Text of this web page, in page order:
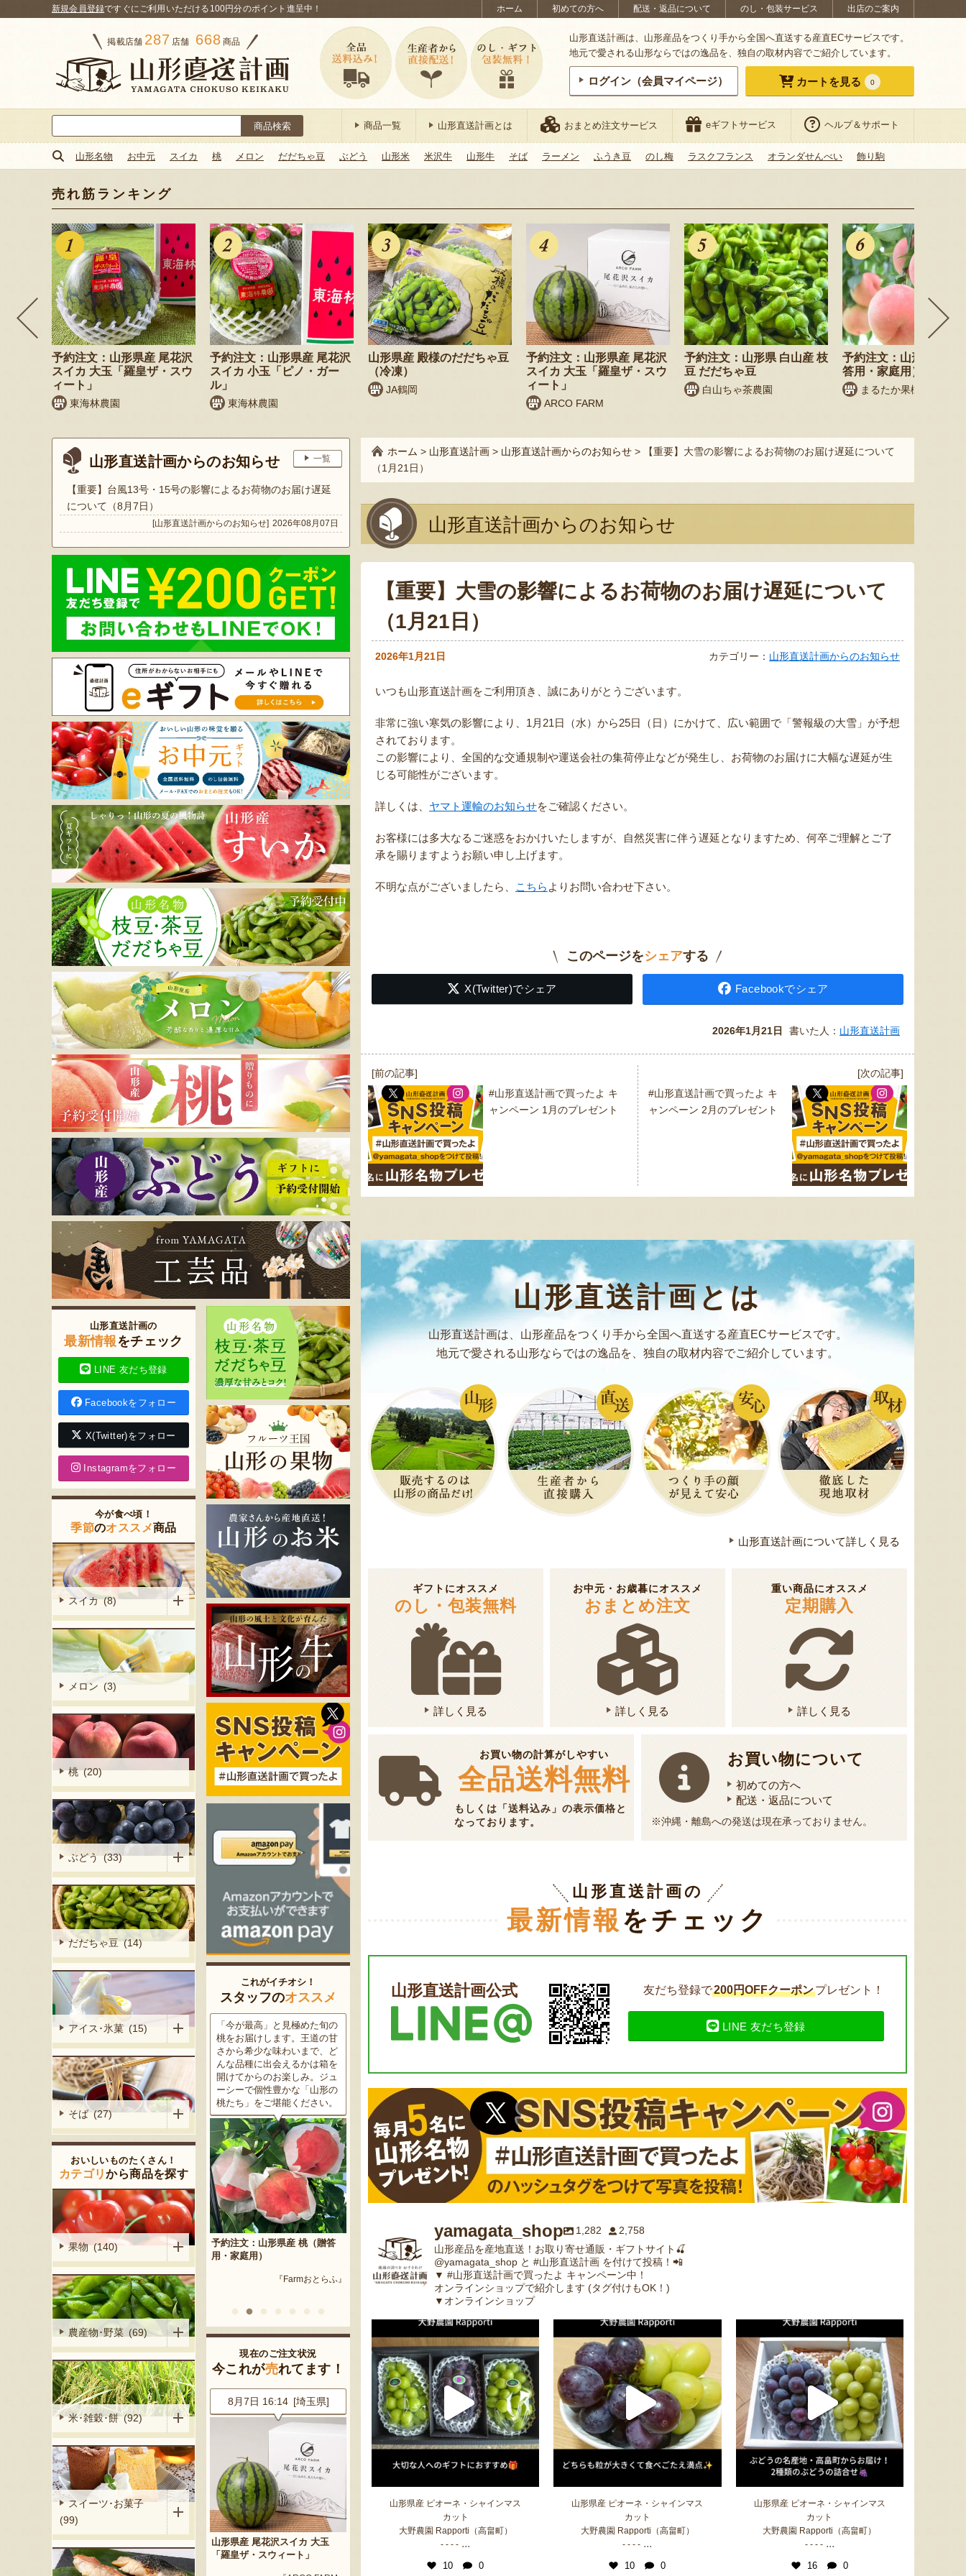
ホーム 初めての方へ 配送・返品について のし・包装サービス 出店のご案内
新規会員登録ですぐにご利用いただける100円分のポイント進呈中！
掲載店舗 287 店舗 668 商品
山形直送計画は、山形産品をつくり手から全国へ直送する産直ECサービスです。
地元で愛される山形ならではの逸品を、独自の取材内容でご紹介しています。
ログイン（会員マイページ） カートを見る 0
索:
商品一覧 山形直送計画とは おまとめ注文サービス eギフトサービス ヘルプ＆サポート
山形名物 お中元 スイカ 桃 メロン だだちゃ豆 ぶどう 山形米 米沢牛 山形牛 そば ラーメン ふうき豆 のし梅 ラスクフランス オランダせんべい 飾り駒
売れ筋ランキング
予約注文：山形県産 尾花沢
スイカ 大玉「羅皇ザ・スウ
ィート」
東海林農園
予約注文：山形県産 尾花沢
スイカ 小玉「ピノ・ガー
ル」
東海林農園
山形県産 殿様のだだちゃ豆
（冷凍）
JA鶴岡
予約注文：山形県産 尾花沢
スイカ 大玉「羅皇ザ・スウ
ィート」
ARCO FARM
予約注文：山形県 白山産 枝
豆 だだちゃ豆
白山ちゃ茶農園
予約注文：山形県産 桃
答用・家庭用）
まるたか果樹園
山形直送計画からのお知らせ 一覧
【重要】台風13号・15号の影響によるお荷物のお届け遅延
について（8月7日）
[山形直送計画からのお知らせ] 2026年08月07日
ホーム > 山形直送計画 > 山形直送計画からのお知らせ >
【重要】大雪の影響によるお荷物のお届け遅延について
（1月21日）
山形直送計画からのお知らせ
【重要】大雪の影響によるお荷物のお届け遅延について
（1月21日）
2026年1月21日 カテゴリー： 山形直送計画からのお知らせ
いつも山形直送計画をご利用頂き、誠にありがとうございます。
非常に強い寒気の影響により、1月21日（水）から25日（日）にかけて、広い範囲で「警報級の大雪」が予想
されております。
この影響により、全国的な交通規制や運送会社の集荷停止などが発生し、お荷物のお届けに大幅な遅延が生
じる可能性がございます。
詳しくは、 ヤマト運輸のお知らせをご確認ください。
お客様には多大なるご迷惑をおかけいたしますが、自然災害に伴う遅延となりますため、何卒ご理解とご了
承を賜りますようお願い申し上げます。
不明な点がございましたら、 こちら よりお問い合わせ下さい。
このページをシェアする
X(Twitter)でシェア Facebookでシェア
2026年1月21日 書いた人： 山形直送計画
投
稿
ナ
ビ
ゲ
ー
シ
ョ
[前の記事]
#山形直送計画で買ったよ キ
ャンペーン 1月のプレゼント
[次の記事]
#山形直送計画で買ったよ キ
ャンペーン 2月のプレゼント
山形直送計画とは
山形直送計画は、山形産品をつくり手から全国へ直送する産直ECサービスです。
地元で愛される山形ならではの逸品を、独自の取材内容でご紹介しています。
山形直送計画について詳しく見る
ギフトにオススメ
のし・包装無料
詳しく見る
お中元・お歳暮にオススメ
おまとめ注文
詳しく見る
重い商品にオススメ
定期購入
詳しく見る
お買い物の計算がしやすい
全品送料無料
もしくは「送料込み」の表示価格と
なっております。
お買い物について
初めての方へ
配送・返品について
※沖縄・離島への発送は現在承っておりません。
山形直送計画の
最新情報 をチェック
山形直送計画公式 友だち登録で200円OFFクーポンプレゼント！
LINE 友だち登録
yamagata_shop 1,282
2,758
山形産品を産地直送！お取り寄せ通販・ギフトサイト🍒
@yamagata_shop と #山形直送計画 を付けて投稿！📲
▼ #山形直送計画で買ったよ キャンペーン中！
オンラインショップで紹介します (タグ付けもOK！)
▼オンラインショップ
山形県産 ピオーネ・シャインマス
カット
大野農園 Rapporti（高畠町）
- - - - ...
10 0
山形県産 ピオーネ・シャインマス
カット
大野農園 Rapporti（高畠町）
- - - - ...
10 0
山形県産 ピオーネ・シャインマス
カット
大野農園 Rapporti（高畠町）
- - - - ...
16 0
山形直送計画の
最新情報をチェック
LINE 友だち登録
Facebookをフォロー
X(Twitter)をフォロー
Instagramをフォロー
今が食べ頃！
季節のオススメ商品
スイカ (8)
メロン (3)
桃 (20)
ぶどう (33)
だだちゃ豆 (14)
アイス･氷菓 (15)
そば (27)
おいしいものたくさん！
カテゴリから商品を探す
果物 (140)
農産物･野菜 (69)
米･雑穀･餅 (92)
スイーツ･お菓子
(99)
これがイチオシ！
スタッフのオススメ
フデザイン』
「今が最高」と見極めた旬の
桃をお届けします。王道の甘
さから希少な味わいまで、ど
んな品種に出会えるかは箱を
開けてからのお楽しみ。ジュ
ーシーで個性豊かな「山形の
桃たち」をご堪能ください。
予約注文：山形県産 桃（贈答
用・家庭用）
『Farmおとらふ』
米沢牛は、非常に厳しい条件
をクリアした最高級のブラン
ド牛。美しいサシ・きめ細か
な肉質・とろける食感・濃厚
な旨味、すべてが抜群です。
高級感のある黒化粧箱入りの
ため、大切な人への贈り物に
どうぞ！
米沢牛
『肉匠えんどう』
三和油脂の看板商品「まいに
ちのこめ油」は、新鮮な国産
なく、食材の美味しさを引き
立てます。一度使えば、毎日
使いたくなること間違いなし
です。
まいにちのこめ油
『三和油脂株式会社』
果樹栽培が盛んな東根市で育
った「白桃」。あえて大玉で
栽培しています。「陽夏妃」
や「川中島白桃」など、その
時期に旬の品種をお届けしま
す。
予約注文：山形県産 桃（贈答
用・家庭用）
『栗原果樹園』
色とりどりのフルーツがぎゅ
もこだわりました。箱を開け
た瞬間に笑顔になれるゼリー
は、大切な方への贈り物にも
最適。
ミックスゼリー
寒河江市の肥沃な大地で育っ
たスイートコーン「おおも
甘みが特徴。朝採りをその日
のうちに発送し、鮮度そのま
まにお届けします。
現在のご注文状況
今これが売れてます！
フルーツク
8月7日 16:14 [埼玉県]
山形県産 尾花沢スイカ 大玉
「羅皇ザ・スウィート」
8月7日 14:48 [大分県]
からからせんべい
8月7日 14:48 [大分県]
『宇佐美煎餅店』
8月7日 13:39 [愛知県]
山形県産 スイカ ブラックジャ
8月7日 16:16 [新潟県] 8月7日 16:14 [埼玉県]
山形県産 尾花沢スイカ 大玉